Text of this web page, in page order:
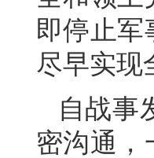
即停止军
尽早实现
自战事
密沟通，